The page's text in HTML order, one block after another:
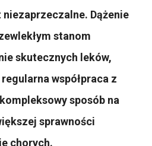
Dążenie
stanom
skutecznych leków,
współpraca z
sposób na
sprawności
chorych.